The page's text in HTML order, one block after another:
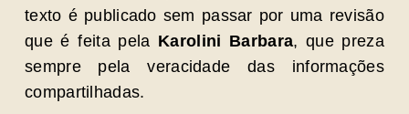
texto é publicado sem passar por uma revisão
que é feita pela Karolini Barbara, que preza
sempre pela veracidade das informações
compartilhadas.